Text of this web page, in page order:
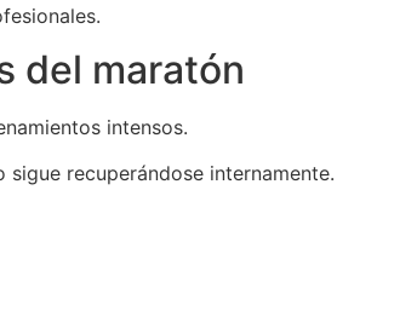
del maratón
intensos.
recuperándose internamente.